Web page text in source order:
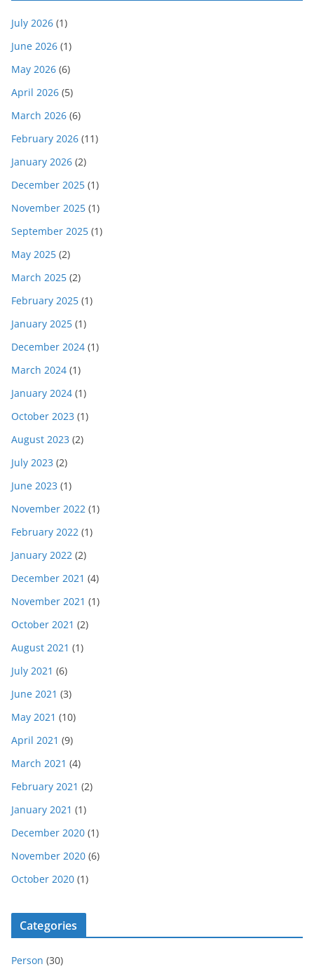
July 2026 (1)
June 2026 (1)
May 2026 (6)
April 2026 (5)
March 2026 (6)
February 2026 (11)
January 2026 (2)
December 2025 (1)
November 2025 (1)
September 2025 (1)
May 2025 (2)
March 2025 (2)
February 2025 (1)
January 2025 (1)
December 2024 (1)
March 2024 (1)
January 2024 (1)
October 2023 (1)
August 2023 (2)
July 2023 (2)
June 2023 (1)
November 2022 (1)
February 2022 (1)
January 2022 (2)
December 2021 (4)
November 2021 (1)
October 2021 (2)
August 2021 (1)
July 2021 (6)
June 2021 (3)
May 2021 (10)
April 2021 (9)
March 2021 (4)
February 2021 (2)
January 2021 (1)
December 2020 (1)
November 2020 (6)
October 2020 (1)
Categories
Person (30)